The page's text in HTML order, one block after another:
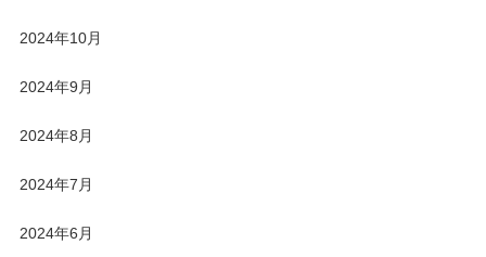
2024年10月
2024年9月
2024年8月
2024年7月
2024年6月